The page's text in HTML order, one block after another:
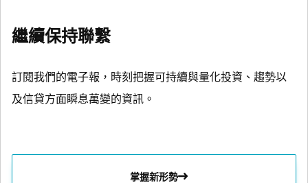
繼續保持聯繫
訂閱我們的電子報，時刻把握可持續與量化投資、趨勢以
及信貸方面瞬息萬變的資訊。
掌握新形勢